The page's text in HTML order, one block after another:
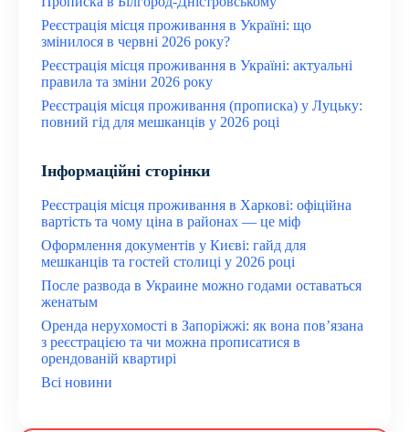
Реєстрація місця проживання в Україні: що
змінилося в червні 2026 року?
Реєстрація місця проживання в Україні: актуальні
правила та зміни 2026 року
Реєстрація місця проживання (прописка) у Луцьку:
повний гід для мешканців у 2026 році
Інформаційні сторінки
Реєстрація місця проживання в Харкові: офіційна
вартість та чому ціна в районах — це міф
Оформлення документів у Києві: гайд для
мешканців та гостей столиці у 2026 році
После развода в Украине можно годами оставаться
женатым
Оренда нерухомості в Запоріжжі: як вона пов’язана
з реєстрацією та чи можна прописатися в
орендованій квартирі
Всі новини